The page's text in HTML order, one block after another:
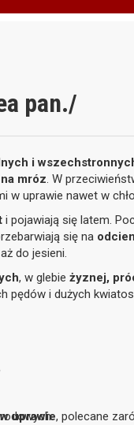
pan./
i
mróz. W
w uprawie nawet w
i pojawiają się latem.
się na
do jesieni.
, w glebie żyznej,
pędów i dużych
uprawie, polecane